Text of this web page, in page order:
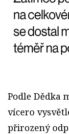
Podle Dědka
vícero
přirozený